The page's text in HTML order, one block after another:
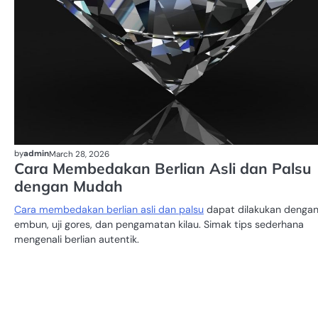
byadminMarch 28, 2026
Cara Membedakan Berlian Asli dan Palsu
dengan Mudah
Cara membedakan berlian asli dan palsu dapat dilakukan
embun, uji gores, dan pengamatan kilau. Simak tips sederhana
mengenali berlian autentik.